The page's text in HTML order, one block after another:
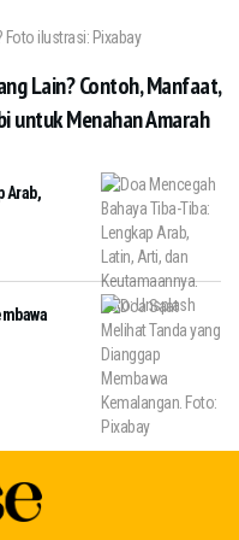
Lain? Contoh, Manfaat,
untuk Menahan Amarah
Arab,